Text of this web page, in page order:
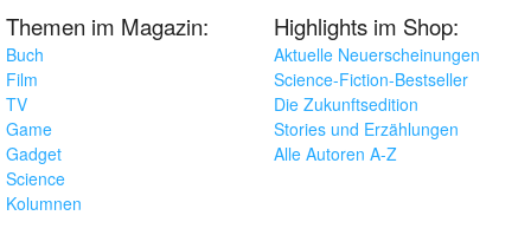
Themen im Magazin:
Buch
Film
TV
Game
Gadget
Science
Kolumnen
Highlights im Shop:
Aktuelle Neuerscheinungen
Science-Fiction-Bestseller
Die Zukunftsedition
Stories und Erzählungen
Alle Autoren A-Z